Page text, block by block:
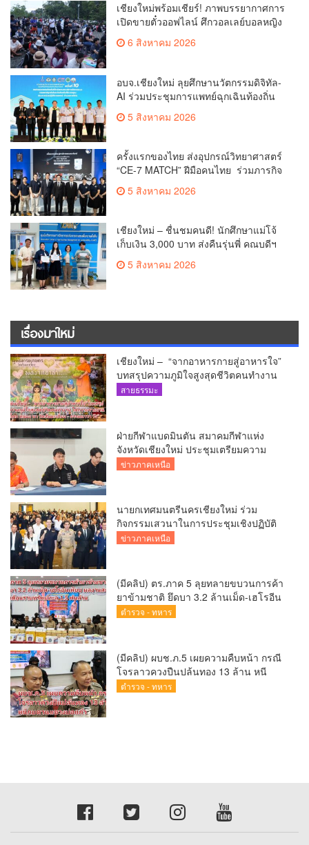
เชียงใหม่พร้อมเชียร์! ภาพบรรยากาศการ
เปิดขายตั๋วออฟไลน์ ศึกวอลเลย์บอลหญิง
‘BYD DMI 6th SEA V Cup’ 6 ส.ค. นี้ รวม
6,000 ใบ
6 สิงหาคม 2026
อบจ.เชียงใหม่ ลุยศึกษานวัตกรรมดิจิทัล-
AI ร่วมประชุมการแพทย์ฉุกเฉินท้องถิ่น
เอราวัณสู่มาตรฐานสากล
5 สิงหาคม 2026
ครั้งแรกของไทย ส่งอุปกรณ์วิทยาศาสตร์
“CE-7 MATCH” ฝีมือคนไทย ร่วมภารกิจ
5 สิงหาคม 2026
เชียงใหม่ – ชื่นชมคนดี! นักศึกษาแม่โจ้
เก็บเงิน 3,000 บาท ส่งคืนรุ่นพี่ คณบดีฯ
มอบเกียรติบัตรเชิดชู “ลูกแม่โจ้เลิศน้ำใจ”
5 สิงหาคม 2026
เรื่องมาใหม่
เชียงใหม่ – “จากอาหารกายสู่อาหารใจ”
บทสรุปความภูมิใจสูงสุดชีวิตคนทำงาน
ได้ถวายรายงาน “โคก หนอง นา วัดสันมะ
สายธรรมะ
ฝ่ายกีฬาแบดมินตัน สมาคมกีฬาแห่ง
จังหวัดเชียงใหม่ ประชุมเตรียมความ
พร้อมคัดเลือกนักกีฬาเยาวชน ยุวชน และ
ข่าวภาคเหนือ
นายกเทศมนตรีนครเชียงใหม่ ร่วม
กิจกรรมเสวนาในการประชุมเชิงปฏิบัติ
การป้องกันการทุจริตเชิงรุก ขับเคลื่อน
ข่าวภาคเหนือ
(มีคลิป) ตร.ภาค 5 ลุยทลายขบวนการค้า
ยาข้ามชาติ ยึดบา 3.2 ล้านเม็ด-เฮโรอีน
เพียบ ผลงานสะสม 10 เดือนรวบทรัพย์
ตำรวจ - ทหาร
(มีคลิป) ผบช.ภ.5 เผยความคืบหน้า กรณี
โจรลาวควงปืนปล้นทอง 13 ล้าน หนี
กบดานแขวงบ่อแก้ว
ตำรวจ - ทหาร